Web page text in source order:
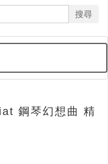
搜尋
鋼琴幻想曲 精